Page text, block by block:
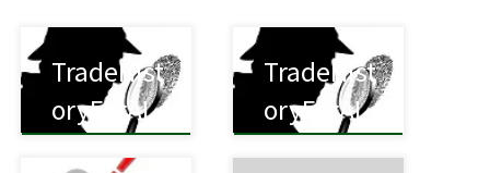
TradeHist
oryForAI
TradeHist
oryForAI